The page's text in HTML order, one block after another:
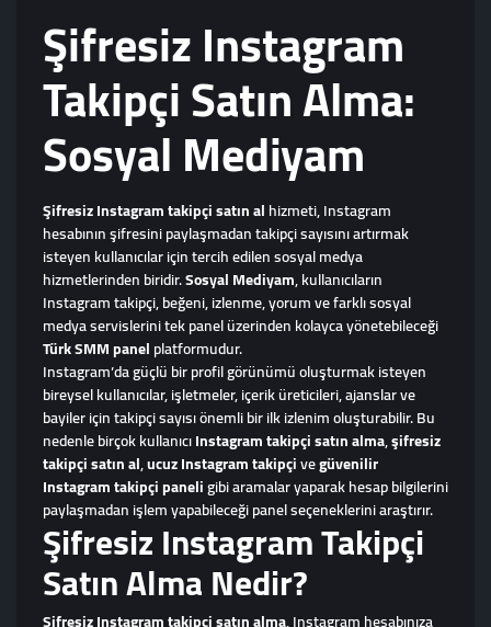
Şifresiz Instagram
Takipçi Satın Alma:
Sosyal Mediyam
Şifresiz Instagram takipçi satın alhizmeti, Instagram
hesabının şifresini paylaşmadan takipçi sayısını artırmak
isteyen kullanıcılar için tercih edilen sosyal medya
hizmetlerinden biridir.Sosyal Mediyam, kullanıcıların
Instagram takipçi, beğeni, izlenme, yorum ve farklı sosyal
medya servislerini tek panel üzerinden kolayca yönetebileceği
Türk SMM panelplatformudur.
Instagram’da güçlü bir profil görünümü oluşturmak isteyen
bireysel kullanıcılar, işletmeler, içerik üreticileri, ajanslar ve
bayiler için takipçi sayısı önemli bir ilk izlenim oluşturabilir. Bu
nedenle birçok kullanıcıInstagram takipçi satın alma,şifresiz
takipçi satın al,ucuz Instagram takipçivegüvenilir
Instagram takipçi paneligibi aramalar yaparak hesap bilgilerini
paylaşmadan işlem yapabileceği panel seçeneklerini araştırır.
Şifresiz Instagram Takipçi
Satın Alma Nedir?